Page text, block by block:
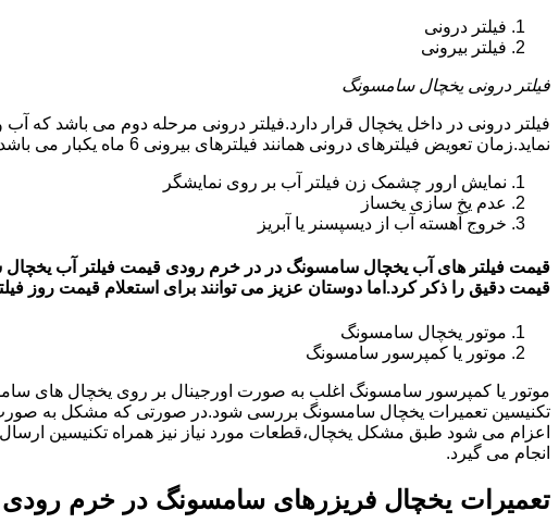
فیلتر درونی
فیلتر بیرونی
فیلتر درونی یخچال سامسونگ
فیلتر درونی در داخل یخچال قرار دارد.فیلتر درونی مرحله دوم می باشد
نماید.زمان تعویض فیلترهای درونی همانند فیلترهای بیرونی 6 ماه یکبار می باشد.البته این زمان بستگی به کار کردن یا نکردن یخچال دارد.زمانی که فیلترهای آب نیاز به تعویض داشته باشند:
نمایش ارور چشمک زن فیلتر آب بر روی نمایشگر
عدم یخ سازی یخساز
خروج آهسته آب از دیسپسنر یا آبریز
قیمت دقیق را ذکر کرد.اما دوستان عزیز می توانند برای استعلام قیمت روز فیلتر آب یخچال
موتور یخچال سامسونگ
موتور یا کمپرسور سامسونگ
موتور یا کمپرسور سامسونگ اغلب به صورت اورجینال بر روی یخچال های
تکنیسین تعمیرات یخچال سامسونگ بررسی شود.در صورتی که مشکل به
اعزام می شود طبق مشکل یخچال،قطعات مورد نیاز نیز همراه تکنیسین
انجام می گیرد.
تعمیرات یخچال فریزرهای سامسونگ در خرم رودی